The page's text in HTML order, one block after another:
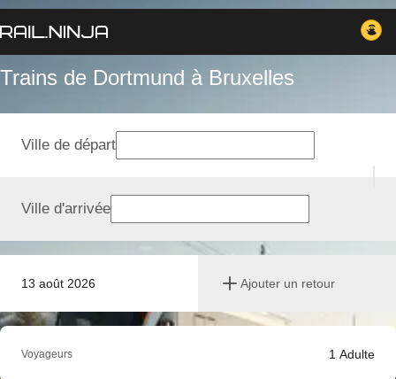
Trains de Dortmund à Bruxelles
13 août 2026 Ajouter un retour
Ville de départ
Ville d'arrivée
Voyageurs 1 Adulte